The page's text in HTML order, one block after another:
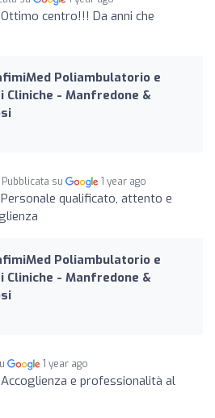
Ottimo centro!!! Da anni che
Poliambulatorio e
Cliniche - Manfredone &
Pubblicata su 1 year ago
Personale qualificato, attento e
Poliambulatorio e
Cliniche - Manfredone &
1 year ago
Accoglienza e professionalità al